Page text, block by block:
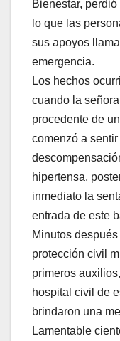
Bienestar,
lo que las
sus apoyos
emergencia.
Los hechos
cuando la
procedente de
comenzó a
hipertensa,
inmediato la
entrada de este
Minutos
protección civil
primeros
hospital civil de
brindaron una
Lamentable